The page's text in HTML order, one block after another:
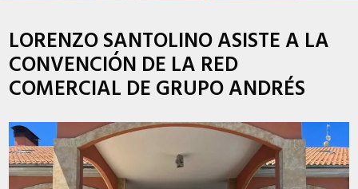
LORENZO SANTOLINO ASISTE A LA
CONVENCIÓN DE LA RED
COMERCIAL DE GRUPO ANDRÉS